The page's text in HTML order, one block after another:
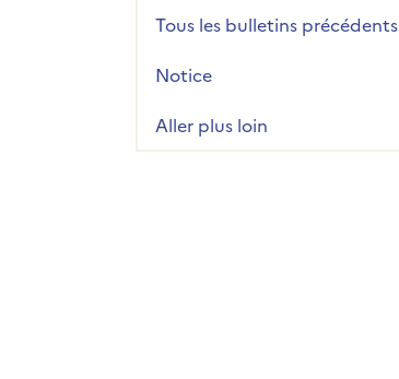
Tous les bulletins précédents
Notice
Aller plus loin